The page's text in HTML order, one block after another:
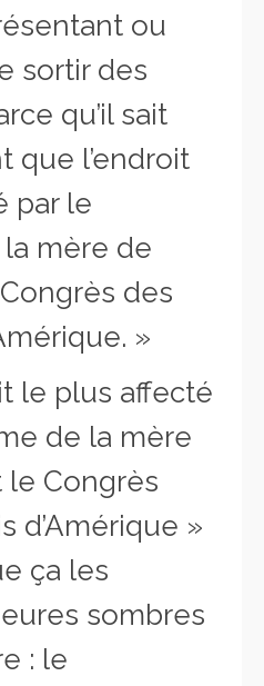
ou
sortir des
qu’il sait
que l’endroit
par le
mère de
des
»
le plus affecté
de la mère
le Congrès
d’Amérique »
ça les
sombres
: le